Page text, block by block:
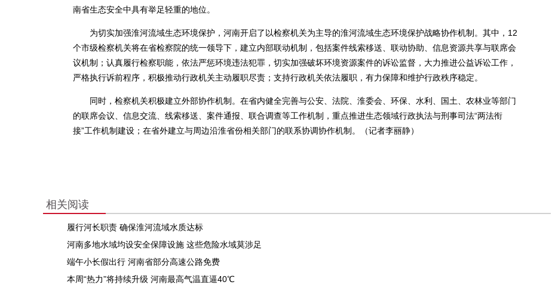
南省生态安全中具有举足轻重的地位。
为切实加强淮河流域生态环境保护，河南开启了以检察机关为主导的淮河流域生态环境保护战略协作机制。其中，12
个市级检察机关将在省检察院的统一领导下，建立内部联动机制，包括案件线索移送、联动协助、信息资源共享与联席会
议机制；认真履行检察职能，依法严惩环境违法犯罪，切实加强破坏环境资源案件的诉讼监督，大力推进公益诉讼工作，
严格执行诉前程序，积极推动行政机关主动履职尽责；支持行政机关依法履职，有力保障和维护行政秩序稳定。
同时，检察机关积极建立外部协作机制。在省内健全完善与公安、法院、淮委会、环保、水利、国土、农林业等部门
的联席会议、信息交流、线索移送、案件通报、联合调查等工作机制，重点推进生态领域行政执法与刑事司法“两法衔
接”工作机制建设；在省外建立与周边沿淮省份相关部门的联系协调协作机制。（记者李丽静）
相关阅读
履行河长职责 确保淮河流域水质达标
河南多地水域均设安全保障设施 这些危险水域莫涉足
端午小长假出行 河南省部分高速公路免费
本周“热力”将持续升级 河南最高气温直逼40℃